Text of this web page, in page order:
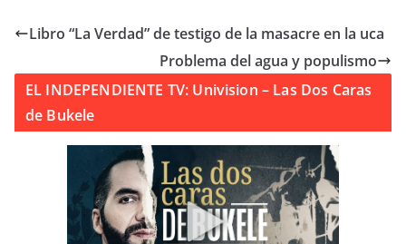
Libro “La Verdad” de testigo de la masacre en la uca
Problema del agua y populismo
EL INDEPENDIENTE TV: Univision – Las Dos Caras
de Bukele